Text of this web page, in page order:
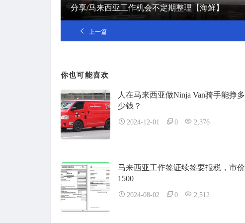
分享/马来西亚工作机会不定期整理【海鲜】
上一篇
你也可能喜欢
人在马来西亚做Ninja Van骑手能挣多
少钱？
2024-12-01 0 2,376
马来西亚工作签证续签要报税，市价
1500
2024-08-02 0 2,512